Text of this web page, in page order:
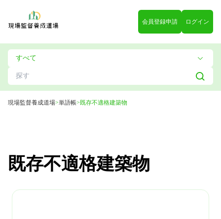
会員登録申請 ログイン
現場監督養成道場>単語帳>既存不適格建築物
既存不適格建築物